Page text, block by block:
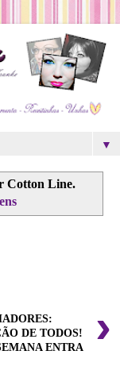
▼
Cotton Line.
›
DE TODOS!
ENTRA